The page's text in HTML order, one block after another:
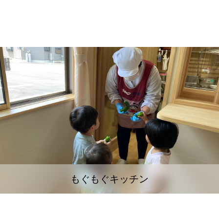
もぐもぐキッチン